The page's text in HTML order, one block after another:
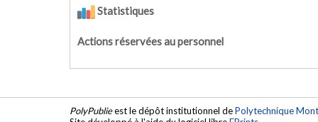
Statistiques
Actions réservées au personnel
PolyPublieest le dépôt institutionnel dePolytechnique